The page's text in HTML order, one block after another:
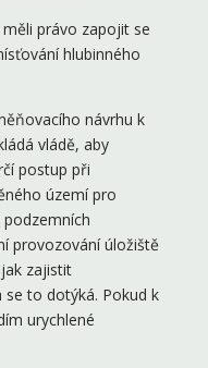
právo zapojit se
hlubinného
návrhu k
vládě, aby
postup při
území pro
provozování úložiště
zajistit
to dotýká. Pokud k
urychlené